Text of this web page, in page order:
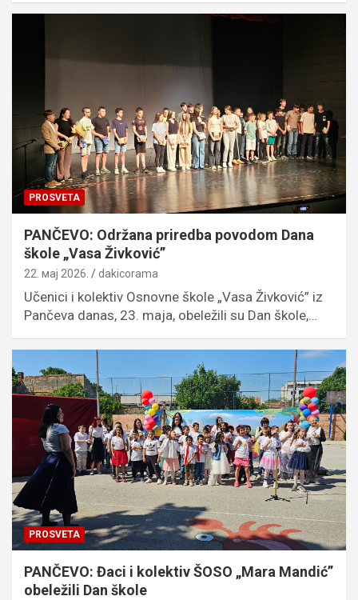
PROSVETA
PANČEVO: Održana priredba povodom Dana
škole „Vasa Živković”
22. мај 2026. dakicorama
Učenici i kolektiv Osnovne škole „Vasa Živković” iz
Pančeva danas, 23. maja, obeležili su Dan škole,…
PROSVETA
PANČEVO: Đaci i kolektiv ŠOSO „Mara Mandić”
obeležili Dan škole